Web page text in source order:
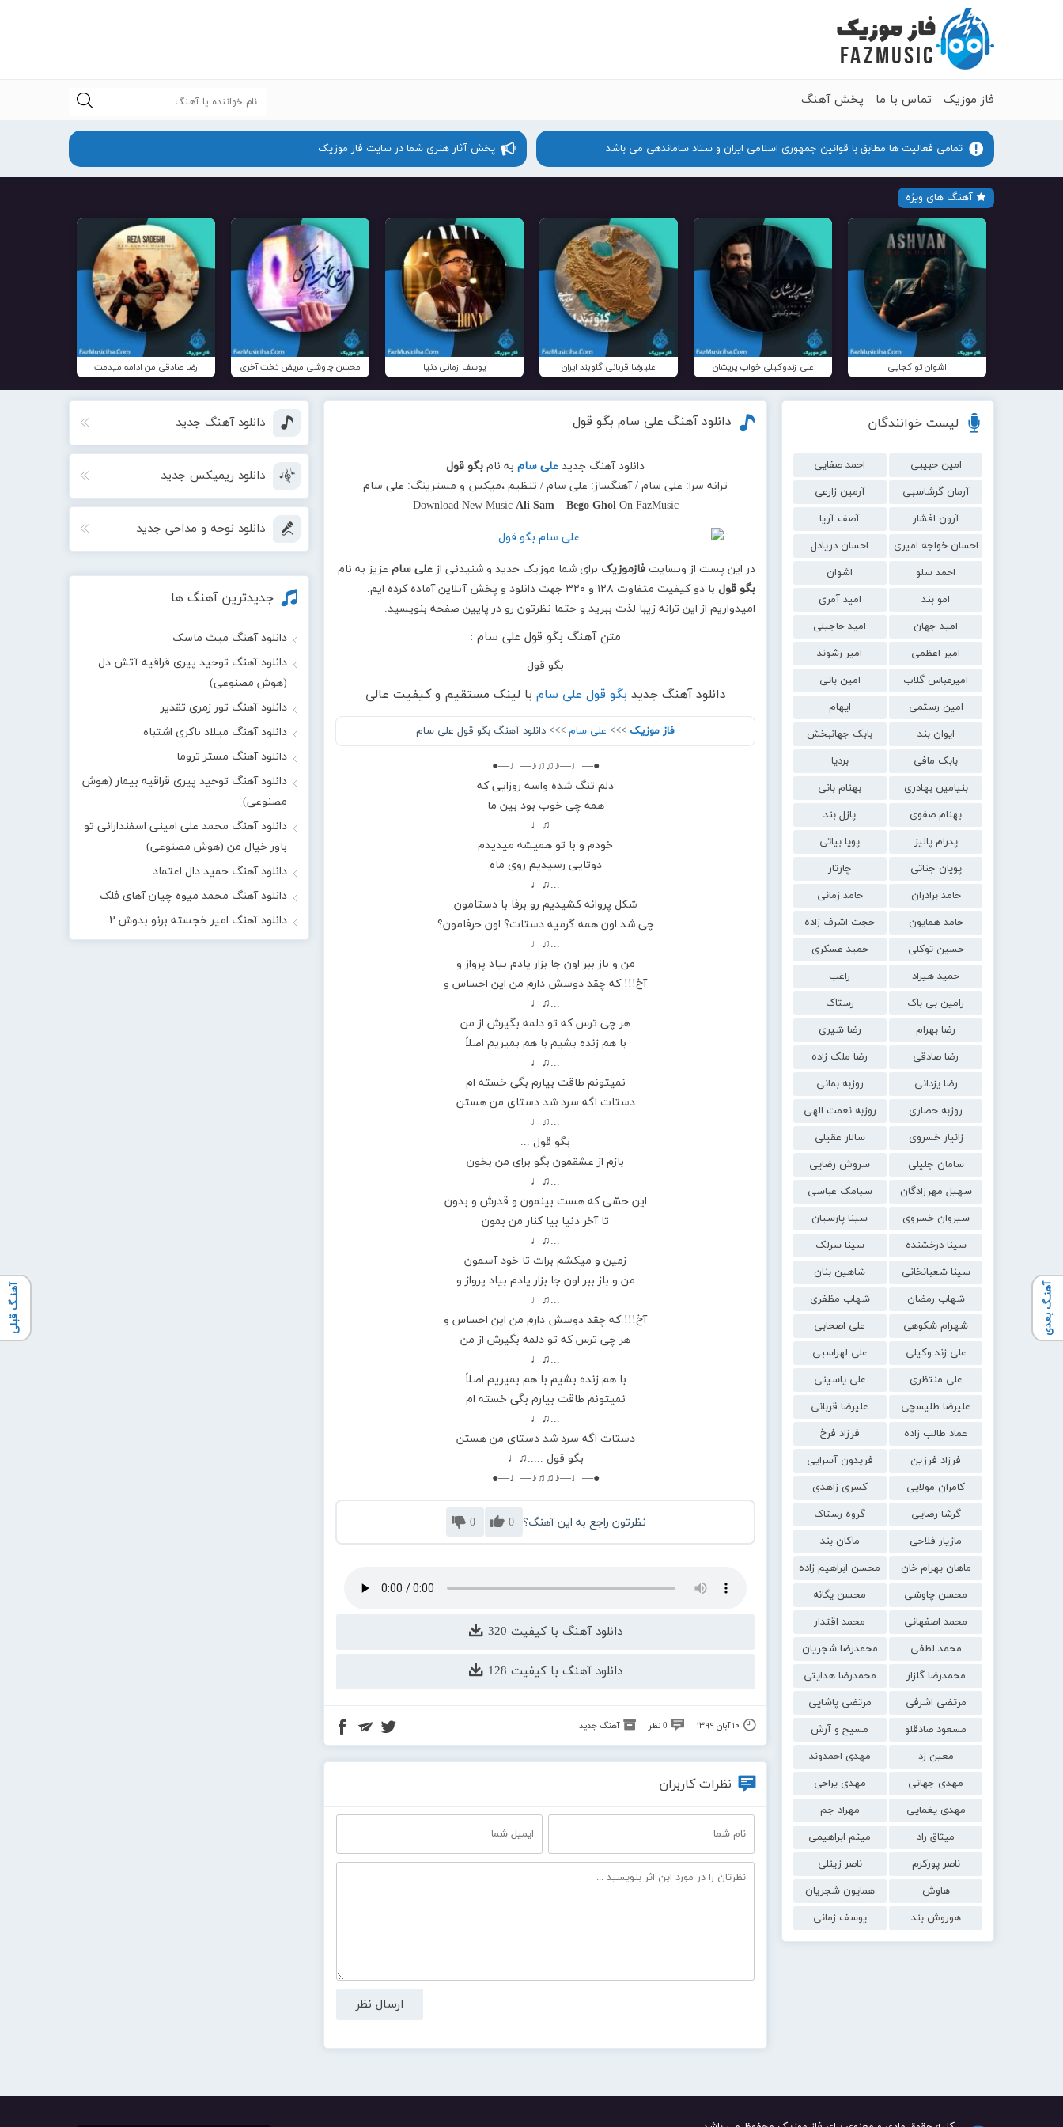
فاز موزیک تماس با ما پخش آهنگ
تمامی فعالیت ها مطابق با قوانین جمهوری اسلامی ایران و ستاد ساماندهی می باشد پخش آثار هنری شما در سایت فاز موزیک
آهنگ های ویژه
اشوان تو کجایی علی زندوکیلی خواب پریشان علیرضا قربانی گلوبند ایران یوسف زمانی دنیا محسن چاوشی مریض تخت آخری رضا صادقی من ادامه میدمت
لیست خوانندگان
امین حبیبی
احمد صفایی
آرمان گرشاسبی
آرمین زارعی
آرون افشار
آصف آریا
احسان خواجه امیری
احسان دریادل
احمد سلو
اشوان
امو بند
امید آمری
امید جهان
امید حاجیلی
امیر اعظمی
امیر رشوند
امیرعباس گلاب
امین بانی
امین رستمی
ایهام
ایوان بند
بابک جهانبخش
بابک مافی
بردیا
بنیامین بهادری
بهنام بانی
بهنام صفوی
پازل بند
پدرام پالیز
پویا بیاتی
پویان جناتی
چارتار
حامد برادران
حامد زمانی
حامد همایون
حجت اشرف زاده
حسین توکلی
حمید عسکری
حمید هیراد
راغب
رامین بی باک
رستاک
رضا بهرام
رضا شیری
رضا صادقی
رضا ملک زاده
رضا یزدانی
روزبه بمانی
روزبه حصاری
روزبه نعمت الهی
زانیار خسروی
سالار عقیلی
سامان جلیلی
سروش رضایی
سهیل مهرزادگان
سیامک عباسی
سیروان خسروی
سینا پارسیان
سینا درخشنده
سینا سرلک
سینا شعبانخانی
شاهین بنان
شهاب رمضان
شهاب مظفری
شهرام شکوهی
علی اصحابی
علی زند وکیلی
علی لهراسبی
علی منتظری
علی یاسینی
علیرضا طلیسچی
علیرضا قربانی
عماد طالب زاده
فرزاد فرخ
فرزاد فرزین
فریدون آسرایی
کامران مولایی
کسری زاهدی
گرشا رضایی
گروه رستاک
مازیار فلاحی
ماکان بند
ماهان بهرام خان
محسن ابراهیم زاده
محسن چاوشی
محسن یگانه
محمد اصفهانی
محمد اقتدار
محمد لطفی
محمدرضا شجریان
محمدرضا گلزار
محمدرضا هدایتی
مرتضی اشرفی
مرتضی پاشایی
مسعود صادقلو
مسیح و آرش
معین زد
مهدی احمدوند
مهدی جهانی
مهدی یراحی
مهدی یغمایی
مهراد جم
میثاق راد
میثم ابراهیمی
ناصر پورکرم
ناصر زینلی
هاوش
همایون شجریان
هوروش بند
یوسف زمانی
دانلود آهنگ علی سام بگو قول
دانلود آهنگ جدید علی سامبه نام بگو قول
ترانه سرا: علی سام / آهنگساز: علی سام / تنظیم ،میکس و مسترینگ: علی سام
Download New Music Ali Sam– Bego GholOn FazMusic
در این پست از وبسایت فازموزیک برای شما موزیک جدید و شنیدنی از علی سامعزیز به نام
بگو قول
با دو کیفیت متفاوت ۱۲۸ و ۳۲۰ جهت دانلود و پخش آنلاین آماده کرده ایم.
امیدواریم از این ترانه زیبا لذت ببرید و حتما نظرتون رو در پایین صفحه بنویسید.
متن آهنگ بگو قول علی سام :
بگو قول
دانلود آهنگ جدید بگو قول علی سام با لینک مستقیم و کیفیت عالی
فاز موزیک >>> علی سام>>> دانلود آهنگ بگو قول علی سام
●—♩—♪♫♫♪—♩—●
دلم تنگ شده واسه روزايى كه
همه چى خوب بود بين ما
...♫♩
خودم و با تو هميشه ميديدم
دوتايى رسيديم روى ماه
...♫♩
شكل پروانه كشيديم رو برفا با دستامون
چى شد اون همه گرميه دستات؟ اون حرفامون؟
...♫♩
من و باز ببر اون جا بزار يادم بياد پرواز و
آخ!!! كه چقد دوسش دارم من اين احساس و
...♫♩
هر چى ترس كه تو دلمه بگيرش از من
با هم زنده بشيم با هم بميريم اصلاً
...♫♩
نميتونم طاقت بيارم بگى خسته ام
دستات اگه سرد شد دستاى من هستن
...♫♩
بگو قول ...
بازم از عشقمون بگو براى من بخون
...♫♩
اين حسّى كه هست بينمون و قدرش و بدون
تا آخر دنيا بيا كنار من بمون
...♫♩
زمين و ميكشم برات تا خود آسمون
من و باز ببر اون جا بزار يادم بياد پرواز و
...♫♩
آخ!!! كه چقد دوسش دارم من اين احساس و
هر چى ترس كه تو دلمه بگيرش از من
...♫♩
با هم زنده بشيم با هم بميريم اصلاً
نميتونم طاقت بيارم بگى خسته ام
...♫♩
دستات اگه سرد شد دستاى من هستن
بگو قول .....♫♩
●—♩—♪♫♫♪—♩—●
نظرتون راجع به این آهنگ؟ 0
0
دانلود آهنگ با کیفیت 320
دانلود آهنگ با کیفیت 128
۱۰ آبان ۱۳۹۹ 0 نظر آهنگ جدید
آهنـگ بعدی آهنـگ قبلی
نظرات کاربران
دانلود آهنگ جدید
دانلود ریمیکس جدید
دانلود نوحه و مداحی جدید
جدیدترین آهنگ ها
دانلود آهنگ میث ماسک
دانلود آهنگ توحید پیری قراقیه آتش دل
(هوش مصنوعی)
دانلود آهنگ تور زمری تقدیر
دانلود آهنگ میلاد باکری اشتباه
دانلود آهنگ مستر تروما
دانلود آهنگ توحید پیری قراقیه بیمار (هوش
مصنوعی)
دانلود آهنگ محمد علی امینی اسفندارانی تو
باور خیال من (هوش مصنوعی)
دانلود آهنگ حمید دال اعتماد
دانلود آهنگ محمد میوه چیان آهای فلک
دانلود آهنگ امیر خجسته برنو بدوش ۲